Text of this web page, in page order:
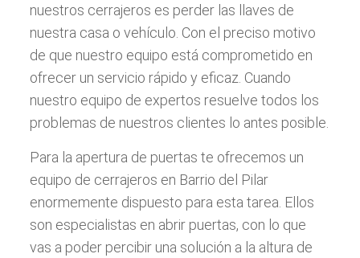
nuestros cerrajeros es perder las llaves de
nuestra casa o vehículo. Con el preciso motivo
de que nuestro equipo está comprometido en
ofrecer un servicio rápido y eficaz. Cuando
nuestro equipo de expertos resuelve todos los
problemas de nuestros clientes lo antes posible.
Para la apertura de puertas te ofrecemos un
equipo de cerrajeros en Barrio del Pilar
enormemente dispuesto para esta tarea. Ellos
son especialistas en abrir puertas, con lo que
vas a poder percibir una solución a la altura de